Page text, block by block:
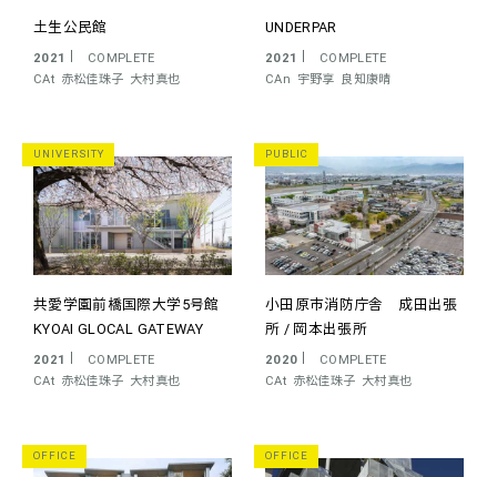
土生公民館
2021
COMPLETE
CAt 赤松佳珠子 大村真也
UNDERPAR
2021
COMPLETE
CAn 宇野享 良知康晴
UNIVERSITY
共愛学園前橋国際大学5号館
KYOAI GLOCAL GATEWAY
2021
COMPLETE
CAt 赤松佳珠子 大村真也
PUBLIC
小田原市消防庁舎 成田出張
所 / 岡本出張所
2020
COMPLETE
CAt 赤松佳珠子 大村真也
OFFICE OFFICE